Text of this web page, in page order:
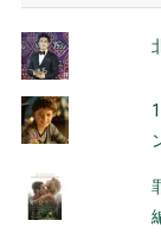
ビ
ゲ
ー
シ
ョ